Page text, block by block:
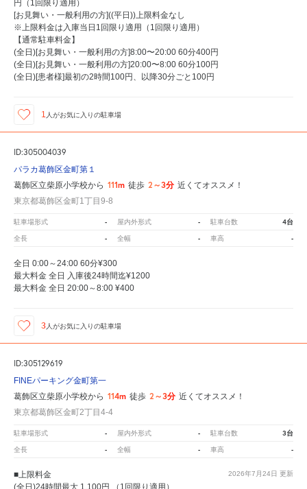
円（1回限り適用）
[お見舞い・一般利用の方]((平日))上限料金なし
※上限料金は入庫当日1回限り適用（1回限り適用）
【通常駐車料金】
(全日)[お見舞い・一般利用の方]8:00〜20:00 60分400円
(全日)[お見舞い・一般利用の方]20:00〜8:00 60分100円
(全日)[患者様]最初の2時間100円、以降30分ごと100円
1 人がお気に入りの駐車場
ID:305004039
パラカ葛飾区金町第１
葛飾区立柴原小学校から 111m 徒歩 2～3分 近くてオススメ！
東京都葛飾区金町1丁目9-8
駐車場形式 - 屋内外形式 - 駐車台数 4台
全長 - 全幅 - 車高 -
全日 0:00～24:00 60分¥300
最大料金 全日 入庫後24時間迄¥1200
最大料金 全日 20:00～8:00 ¥400
3 人がお気に入りの駐車場
ID:305129619
FINEパーキング金町第一
葛飾区立柴原小学校から 114m 徒歩 2～3分 近くてオススメ！
東京都葛飾区金町2丁目4-4
駐車場形式 - 屋内外形式 - 駐車台数 3台
全長 - 全幅 - 車高 -
2026年7月24日 更新
■上限料金
(全日)24時間最大 1,100円 （1回限り適用）